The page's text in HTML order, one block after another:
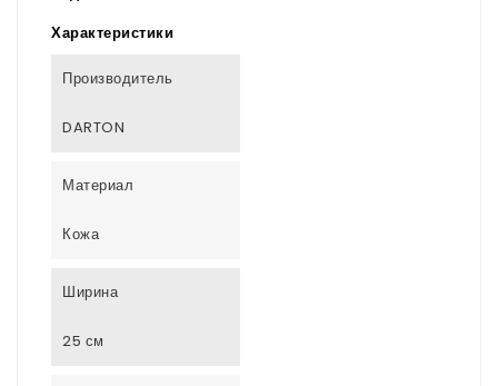
Характеристики
Производитель
DARTON
Материал
Кожа
Ширина
25 см